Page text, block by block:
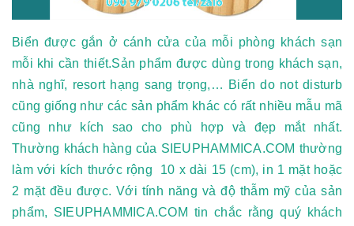
Biển được gắn ở cánh cửa của mỗi phòng khách sạn
mỗi khi cần thiết.Sản phẩm được dùng trong khách sạn,
nhà nghĩ, resort hạng sang trọng,… Biển do not disturb
cũng giống như các sản phẩm khác có rất nhiều mẫu mã
cũng như kích sao cho phù hợp và đẹp mắt nhất.
Thường khách hàng của SIEUPHAMMICA.COM thường
làm với kích thước rộng 10 x dài 15 (cm), in 1 mặt hoặc
2 mặt đều được. Với tính năng và độ thẫm mỹ của sản
phẩm, SIEUPHAMMICA.COM tin chắc rằng quý khách